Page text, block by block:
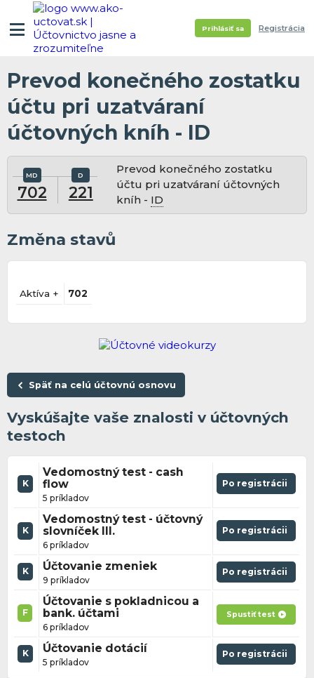
Prihlásiť sa Registrácia
Prevod konečného zostatku
účtu pri uzatváraní
účtovných kníh - ID
702 221
Prevod konečného zostatku
účtu pri uzatváraní účtovných
kníh - ID
Změna stavů
Aktíva + 702
Späť na celú účtovnú osnovu
Vyskúšajte vaše znalosti v účtovných
testoch
K
Vedomostný test - cash
flow
5 príkladov
Po registrácii
K
Vedomostný test - účtovný
slovníček III.
6 príkladov
Po registrácii
K Účtovanie zmeniek
9 príkladov
Po registrácii
F
Účtovanie s pokladnicou a
bank. účtami
6 príkladov
Spustiť test
K Účtovanie dotácií
5 príkladov
Po registrácii